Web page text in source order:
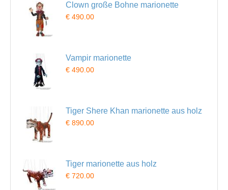
Clown große Bohne marionette
€ 490.00
Vampir marionette
€ 490.00
Tiger Shere Khan marionette aus holz
€ 890.00
Tiger marionette aus holz
€ 720.00